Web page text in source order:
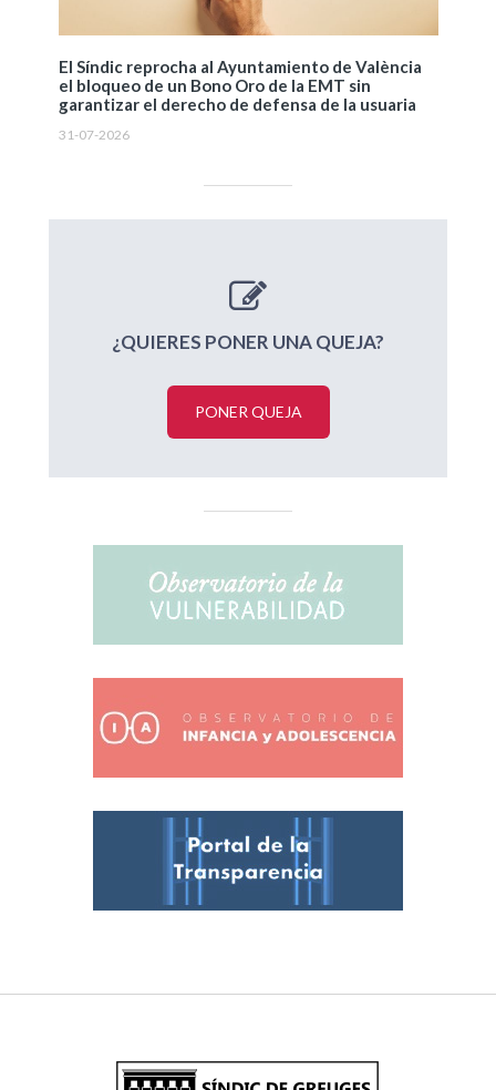
El Síndic reprocha al Ayuntamiento de València
el bloqueo de un Bono Oro de la EMT sin
garantizar el derecho de defensa de la usuaria
31-07-2026
¿QUIERES PONER UNA QUEJA?
PONER QUEJA